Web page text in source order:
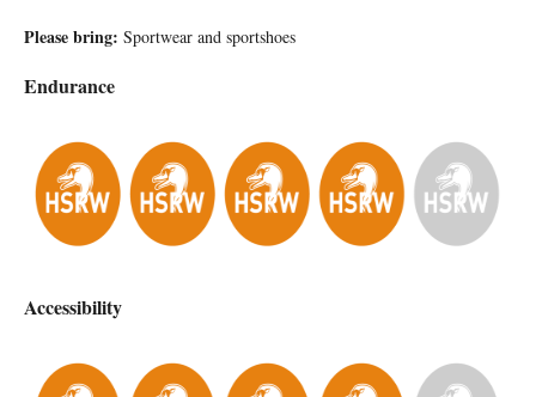
Please bring: Sportwear and sportshoes
Endurance
Accessibility